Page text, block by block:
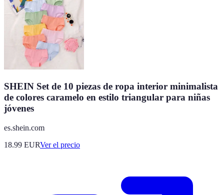
SHEIN Set de 10 piezas de ropa interior minimalista
de colores caramelo en estilo triangular para niñas
jóvenes
es.shein.com
18.99 EURVer el precio